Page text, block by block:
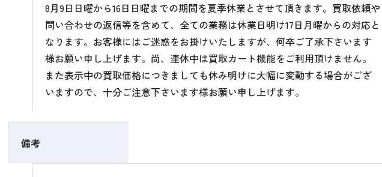
8月9日日曜から16日日曜までの期間を夏季休業とさせて頂きます。買取依頼や
問い合わせの返信等を含めて、全ての業務は休業日明け17日月曜からの対応と
なります。お客様にはご迷惑をお掛けいたしますが、何卒ご了承下さいます
様お願い申し上げます。尚、連休中は買取カート機能をご利用頂けません。
また表示中の買取価格につきましても休み明けに大幅に変動する場合がござ
いますので、十分ご注意下さいます様お願い申し上げます。
備考